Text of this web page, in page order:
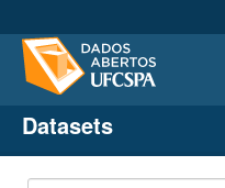
Datasets
Organizations
Datasets